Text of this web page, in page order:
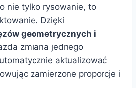
nie tylko rysowanie, to
Dzięki
geometrycznych i
zmiana jednego
aktualizować
zamierzone proporcje i